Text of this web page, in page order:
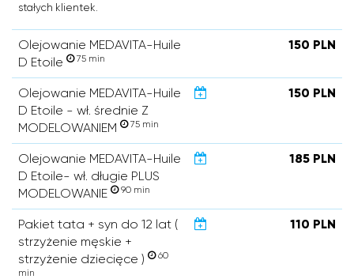
stałych klientek.
Olejowanie MEDAVITA-Huile
D Etoile
75 min
150 PLN
Olejowanie MEDAVITA-Huile
D Etoile - wł. średnie Z
MODELOWANIEM
75 min
150 PLN
Olejowanie MEDAVITA-Huile
D Etoile- wł. długie PLUS
MODELOWANIE
90 min
185 PLN
Pakiet tata + syn do 12 lat (
strzyżenie męskie +
strzyżenie dziecięce )
60
min
110 PLN